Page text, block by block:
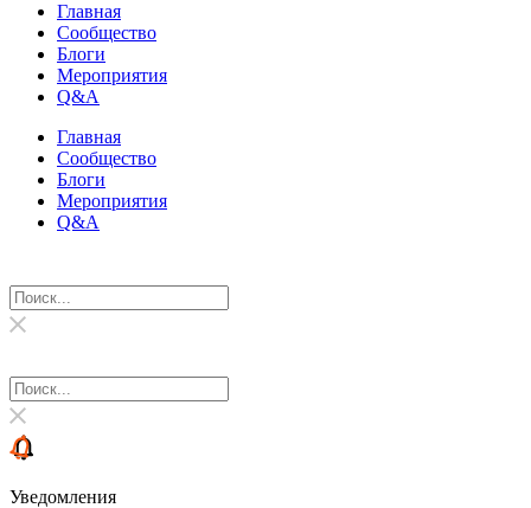
Главная
Сообщество
Блоги
Мероприятия
Q&A
Главная
Сообщество
Блоги
Мероприятия
Q&A
Уведомления